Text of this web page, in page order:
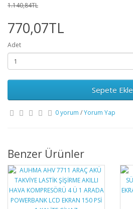
1.140,84TL
770,07TL
Adet
Sepete Ekle
0 yorum /Yorum Yap
Benzer Ürünler